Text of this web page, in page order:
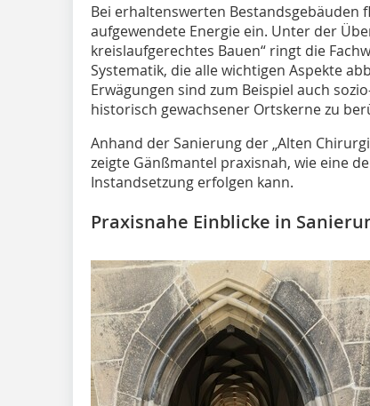
Bei erhaltenswerten Bestandsgebäuden
aufgewendete Energie ein. Unter der
kreislaufgerechtes Bauen“ ringt die
Systematik, die alle wichtigen Aspekte
Erwägungen sind zum Beispiel auch
historisch gewachsener Ortskerne zu
Anhand der Sanierung der „Alten
zeigte Gänßmantel praxisnah, wie eine
Instandsetzung erfolgen kann.
Praxisnahe Einblicke in